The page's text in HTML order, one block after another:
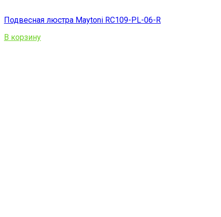
Подвесная люстра Maytoni RC109-PL-06-R
В корзину